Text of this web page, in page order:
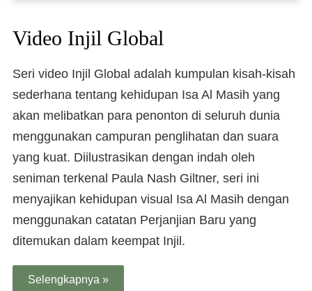
Video Injil Global
Seri video Injil Global adalah kumpulan kisah-kisah
sederhana tentang kehidupan Isa Al Masih yang
akan melibatkan para penonton di seluruh dunia
menggunakan campuran penglihatan dan suara
yang kuat. Diilustrasikan dengan indah oleh
seniman terkenal Paula Nash Giltner, seri ini
menyajikan kehidupan visual Isa Al Masih dengan
menggunakan catatan Perjanjian Baru yang
ditemukan dalam keempat Injil.
Selengkapnya »